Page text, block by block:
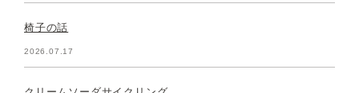
椅子の話
2026.07.17